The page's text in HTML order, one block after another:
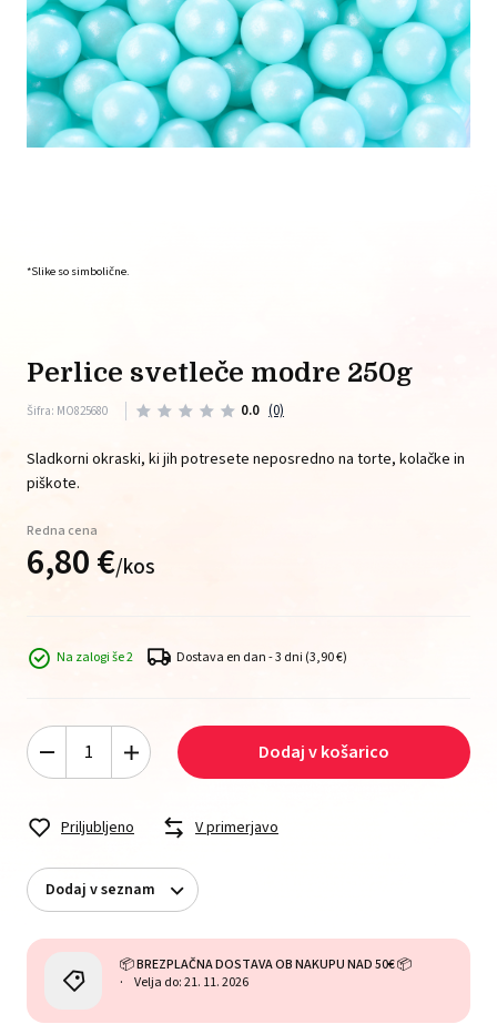
*Slike so simbolične.
perlice svetleče modre 250g
Šifra: MO825680 0.0 (0)
Sladkorni okraski, ki jih potresete neposredno na torte, kolačke in
piškote.
Redna cena
6,80€/kos
Na zalogi še 2 Dostava en dan - 3 dni (3,90 €)
Dodaj v košarico
Priljubljeno V primerjavo
Dodaj v seznam
📦 BREZPLAČNA DOSTAVA OB NAKUPU NAD 50€ 📦
Velja do: 21. 11. 2026